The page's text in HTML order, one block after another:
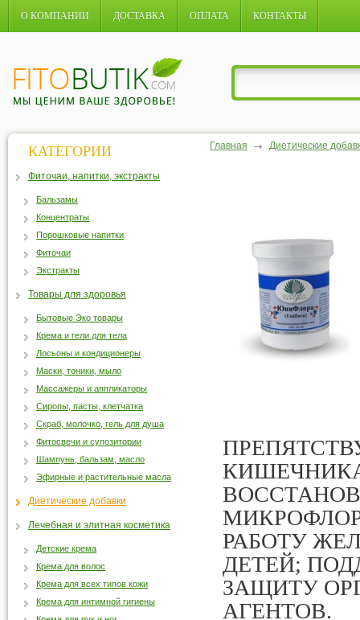
О КОМПАНИИ ДОСТАВКА ОПЛАТА КОНТАКТЫ
Главная Диетические
РАБОТУ
ДЕТЕЙ;
ЗАЩИТУ
АГЕНТОВ.
КАТЕГОРИИ
Фиточаи, напитки, экстракты
Бальзамы
Концентраты
Порошковые напитки
Фиточаи
Экстракты
Товары для здоровья
Бытовые Эко товары
Крема и гели для тела
Лосьоны и кондиционеры
Маски, тоники, мыло
Массажеры и аппликаторы
Сиропы, пасты, клетчатка
Скраб, молочко, гель для душа
Фитосвечи и супозитории
Шампунь, бальзам, масло
Эфирные и растительные масла
Диетические добавки
Лечебная и элитная косметика
Детские крема
Крема для волос
Крема для всех типов кожи
Крема для интимной гигиены